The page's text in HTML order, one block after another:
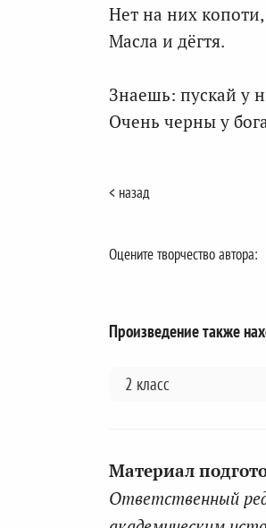
Нет на них копоти,
Масла и дёгтя.
Знаешь: пускай у
Очень черны у
< назад
Оцените творчество автора:
Произведение также
2 класс
Материал
Ответственный